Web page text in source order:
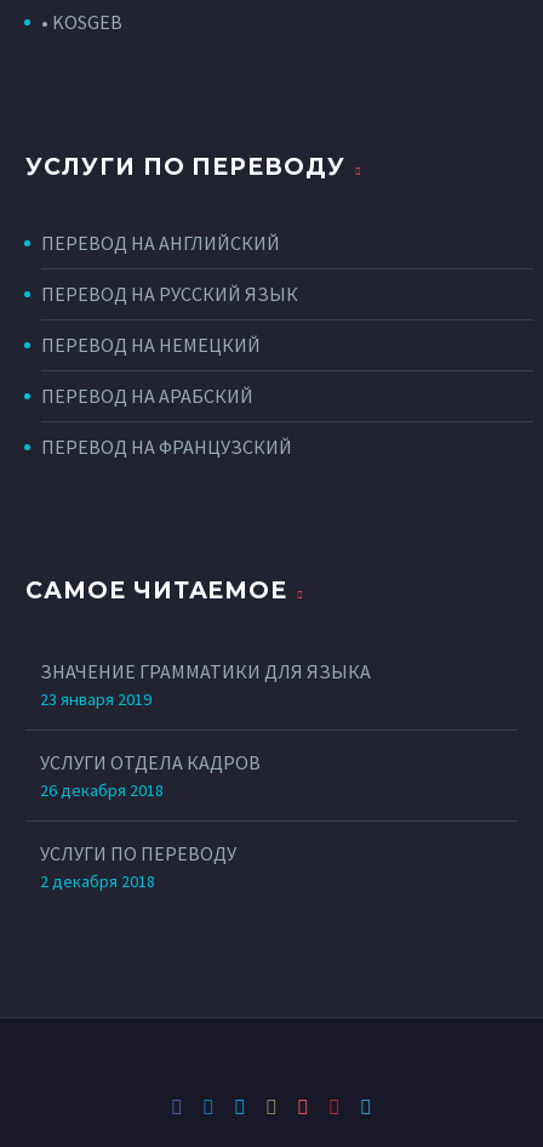
• KOSGEB
УСЛУГИ ПО ПЕРЕВОДУ
ПЕРЕВОД НА АНГЛИЙСКИЙ
ПЕРЕВОД НА РУССКИЙ ЯЗЫК
ПЕРЕВОД НА НЕМЕЦКИЙ
ПЕРЕВОД НА АРАБСКИЙ
ПЕРЕВОД НА ФРАНЦУЗСКИЙ
САМОЕ ЧИТАЕМОЕ
ЗНАЧЕНИЕ ГРАММАТИКИ ДЛЯ ЯЗЫКА
23 января 2019
УСЛУГИ ОТДЕЛА КАДРОВ
26 декабря 2018
УСЛУГИ ПО ПЕРЕВОДУ
2 декабря 2018